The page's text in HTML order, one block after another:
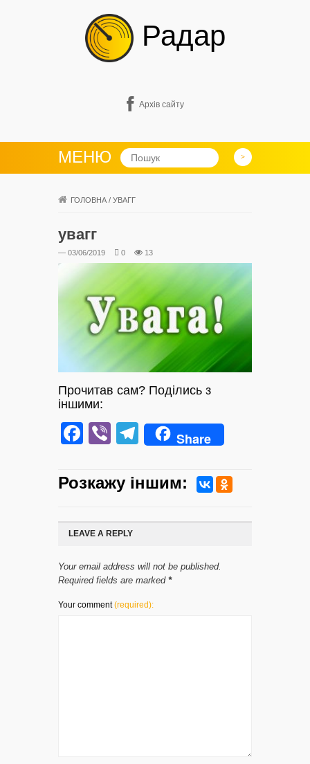
Радар
Архів сайту
МЕНЮ
ГОЛОВНА / УВАГГ
увагг
— 03/06/2019 0 13
Прочитав сам? Поділись з
іншими:
Facebook
ViberTelegram
Share
Розкажу iншим:
LEAVE A REPLY
Your email address will not be published.
Required fields are marked *
Your comment(required):